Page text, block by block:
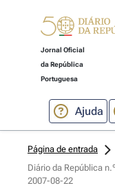
Jornal Oficial
da República
Portuguesa
Ajuda
Página de entrada
Diário da República
2007-08-22